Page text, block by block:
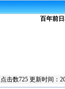
百年前
点击数725 更新时间：